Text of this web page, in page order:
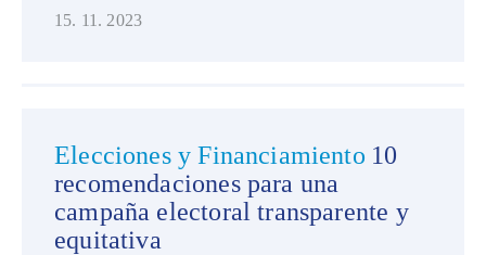
15. 11. 2023
Elecciones y Financiamiento 10
recomendaciones para una
campaña electoral transparente y
equitativa